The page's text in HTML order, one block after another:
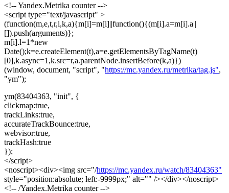
<!-- Yandex.Metrika counter -->
<script type="text/javascript" >
(function(m,e,t,r,i,k,a){m[i]=m[i]||function(){(m[i].a=m[i].a||
[]).push(arguments)};
m[i].l=1*new
Date();k=e.createElement(t),a=e.getElementsByTagName(t)
[0],k.async=1,k.src=r,a.parentNode.insertBefore(k,a)})
(window, document, "script", "https://mc.yandex.ru/metrika/tag.js",
"ym");
ym(83404363, "init", {
clickmap:true,
trackLinks:true,
accurateTrackBounce:true,
webvisor:true,
trackHash:true
});
</script>
<noscript><div><img src="/https://mc.yandex.ru/watch/83404363"
style="position:absolute; left:-9999px;" alt="" /></div></noscript>
<!-- /Yandex.Metrika counter -->